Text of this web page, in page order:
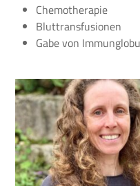
Chemotherapie
Bluttransfusionen
Gabe von